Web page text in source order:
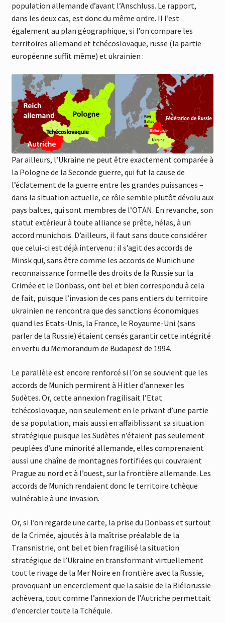
population allemande d’avant l’Anschluss. Le rapport,
dans les deux cas, est donc du même ordre. Il l’est
également au plan géographique, si l’on compare les
territoires allemand et tchécoslovaque, russe (la partie
européenne suffit même) et ukrainien :
Par ailleurs, l’Ukraine ne peut être exactement comparée à
la Pologne de la Seconde guerre, qui fut la cause de
l’éclatement de la guerre entre les grandes puissances –
dans la situation actuelle, ce rôle semble plutôt dévolu aux
pays baltes, qui sont membres de l’OTAN. En revanche, son
statut extérieur à toute alliance se prête, hélas, à un
accord munichois. D’ailleurs, il faut sans doute considérer
que celui-ci est déjà intervenu : il s’agit des accords de
Minsk qui, sans être comme les accords de Munich une
reconnaissance formelle des droits de la Russie sur la
Crimée et le Donbass, ont bel et bien correspondu à cela
de fait, puisque l’invasion de ces pans entiers du territoire
ukrainien ne rencontra que des sanctions économiques
quand les Etats-Unis, la France, le Royaume-Uni (sans
parler de la Russie) étaient censés garantir cette intégrité
en vertu du Memorandum de Budapest de 1994.
Le parallèle est encore renforcé si l’on se souvient que les
accords de Munich permirent à Hitler d’annexer les
Sudètes. Or, cette annexion fragilisait l’Etat
tchécoslovaque, non seulement en le privant d’une partie
de sa population, mais aussi en affaiblissant sa situation
stratégique puisque les Sudètes n’étaient pas seulement
peuplées d’une minorité allemande, elles comprenaient
aussi une chaîne de montagnes fortifiées qui couvraient
Prague au nord et à l’ouest, sur la frontière allemande. Les
accords de Munich rendaient donc le territoire tchèque
vulnérable à une invasion.
Or, si l’on regarde une carte, la prise du Donbass et surtout
de la Crimée, ajoutés à la maîtrise préalable de la
Transnistrie, ont bel et bien fragilisé la situation
stratégique de l’Ukraine en transformant virtuellement
tout le rivage de la Mer Noire en frontière avec la Russie,
provoquant un encerclement que la saisie de la Biélorussie
achèvera, tout comme l’annexion de l’Autriche permettait
d’encercler toute la Tchéquie.